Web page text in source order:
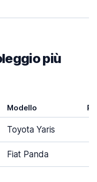
più
Modello
Toyota Yaris
Fiat Panda